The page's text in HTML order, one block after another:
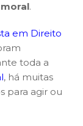
.
em Direito
toda a
, há muitas
para agir ou